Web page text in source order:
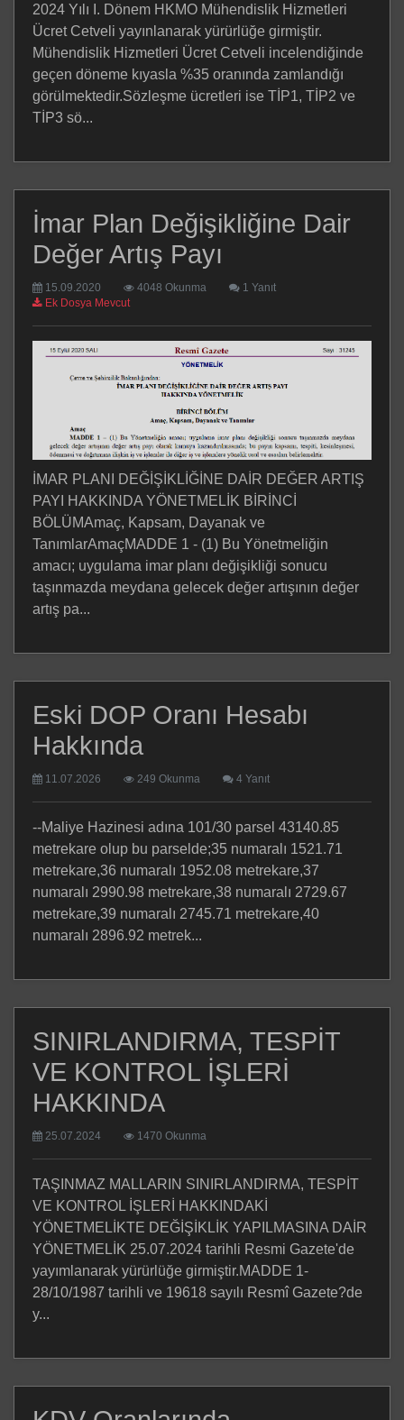
2024 Yılı I. Dönem HKMO Mühendislik Hizmetleri
Ücret Cetveli yayınlanarak yürürlüğe girmiştir.
Mühendislik Hizmetleri Ücret Cetveli incelendiğinde
geçen döneme kıyasla %35 oranında zamlandığı
görülmektedir.Sözleşme ücretleri ise TİP1, TİP2 ve
TİP3 sö...
İmar Plan Değişikliğine Dair
Değer Artış Payı
15.09.2020 4048 Okunma
1 Yanıt
Ek Dosya Mevcut
İMAR PLANI DEĞİŞİKLİĞİNE DAİR DEĞER ARTIŞ
PAYI HAKKINDA YÖNETMELİK BİRİNCİ
BÖLÜMAmaç, Kapsam, Dayanak ve
TanımlarAmaçMADDE 1 - (1) Bu Yönetmeliğin
amacı; uygulama imar planı değişikliği sonucu
taşınmazda meydana gelecek değer artışının değer
artış pa...
Eski DOP Oranı Hesabı
Hakkında
11.07.2026 249 Okunma 4 Yanıt
--Maliye Hazinesi adına 101/30 parsel 43140.85
metrekare olup bu parselde;35 numaralı 1521.71
metrekare,36 numaralı 1952.08 metrekare,37
numaralı 2990.98 metrekare,38 numaralı 2729.67
metrekare,39 numaralı 2745.71 metrekare,40
numaralı 2896.92 metrek...
SINIRLANDIRMA, TESPİT
VE KONTROL İŞLERİ
HAKKINDA
25.07.2024 1470 Okunma
TAŞINMAZ MALLARIN SINIRLANDIRMA, TESPİT
VE KONTROL İŞLERİ HAKKINDAKİ
YÖNETMELİKTE DEĞİŞİKLİK YAPILMASINA DAİR
YÖNETMELİK 25.07.2024 tarihli Resmi Gazete'de
yayımlanarak yürürlüğe girmiştir.MADDE 1-
28/10/1987 tarihli ve 19618 sayılı Resmî Gazete?de
y...